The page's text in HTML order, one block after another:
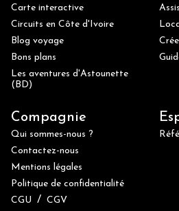
Carte interactive
Circuits en Côte d'Ivoire
Blog voyage
Bons plans
Les aventures d'Astounette
(BD)
Compagnie
Qui sommes-nous ?
Contactez-nous
Mentions légales
Politique de confidentialité
CGU / CGV